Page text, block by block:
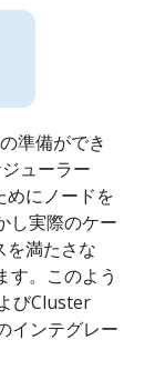
準備ができ
ューラー
めにノードを
し実際のケー
を満たさな
す。このよう
びCluster
インテグレー